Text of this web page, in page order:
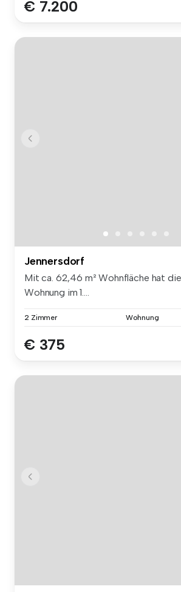
€ 7.200
Jennersdorf
Mit ca. 62,46 m² Wohnfläche hat
Wohnung im 1....
2 Zimmer Wohnung
€ 375